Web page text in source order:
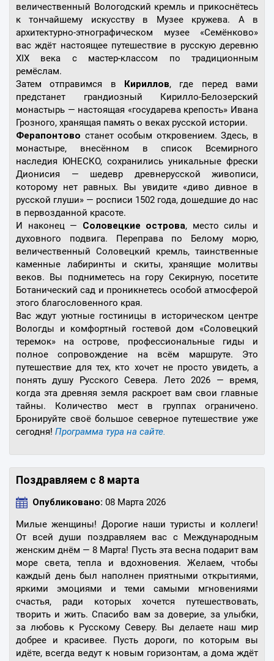
величественный Вологодский кремль и прикоснётесь
к тончайшему искусству в Музее кружева. А в
архитектурно-этнографическом музее «Семёнково»
вас ждёт настоящее путешествие в русскую деревню
XIX века с мастер-классом по традиционным
ремёслам.
Затем отправимся в Кириллов, где перед вами
предстанет грандиозный Кирилло-Белозерский
монастырь — настоящая «государева крепость» Ивана
Грозного, хранящая память о веках русской истории.
Ферапонтово станет особым откровением. Здесь, в
монастыре, внесённом в список Всемирного
наследия ЮНЕСКО, сохранились уникальные фрески
Дионисия — шедевр древнерусской живописи,
которому нет равных. Вы увидите «диво дивное в
русской глуши» — росписи 1502 года, дошедшие до нас
в первозданной красоте.
И наконец — Соловецкие острова, место силы и
духовного подвига. Переправа по Белому морю,
величественный Соловецкий кремль, таинственные
каменные лабиринты и скиты, хранящие молитвы
веков. Вы подниметесь на гору Секирную, посетите
Ботанический сад и проникнетесь особой атмосферой
этого благословенного края.
Вас ждут уютные гостиницы в историческом центре
Вологды и комфортный гостевой дом «Соловецкий
теремок» на острове, профессиональные гиды и
полное сопровождение на всём маршруте. Это
путешествие для тех, кто хочет не просто увидеть, а
понять душу Русского Севера. Лето 2026 — время,
когда эта древняя земля раскроет вам свои главные
тайны. Количество мест в группах ограничено.
Бронируйте своё большое северное путешествие уже
сегодня! Программа тура на сайте.
Поздравляем с 8 марта
Опубликовано: 08 Марта 2026
Милые женщины! Дорогие наши туристы и коллеги!
От всей души поздравляем вас с Международным
женским днём — 8 Марта! Пусть эта весна подарит вам
море света, тепла и вдохновения. Желаем, чтобы
каждый день был наполнен приятными открытиями,
яркими эмоциями и теми самыми мгновениями
счастья, ради которых хочется путешествовать,
творить и жить. Спасибо вам за доверие, за улыбки,
за любовь к Русскому Северу. Вы делаете наш мир
добрее и красивее. Пусть дороги, по которым вы
идёте, всегда ведут к новым горизонтам, а дома ждёт